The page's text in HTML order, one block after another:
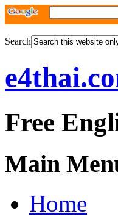
Search
Free
Main
Home